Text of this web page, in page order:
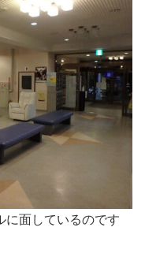
に面しているのです